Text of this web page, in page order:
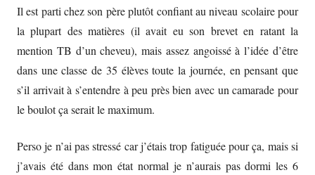
Il est parti chez son père plutôt confiant au niveau scolaire pour
la plupart des matières (il avait eu son brevet en ratant la
mention TB d’un cheveu), mais assez angoissé à l’idée d’être
dans une classe de 35 élèves toute la journée, en pensant que
s’il arrivait à s’entendre à peu près bien avec un camarade pour
le boulot ça serait le maximum.
Perso je n’ai pas stressé car j’étais trop fatiguée pour ça, mais si
j’avais été dans mon état normal je n’aurais pas dormi les 6